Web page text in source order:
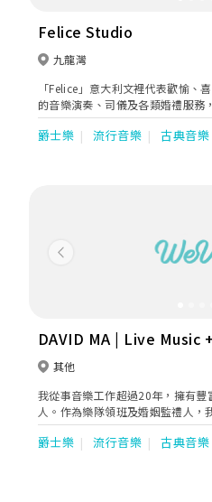
Felice Studio
九龍灣
「Felice」意大利文裡代表歡愉、
的音樂演奏、司儀及各類婚禮服務
宴。
爵士樂 流行音樂 古典音樂
Previous
DAVID MA | Live Music
其他
我從事音樂工作超過20年，擁有
人。作為樂隊領班及婚姻監禮人，
音樂及婚禮安排，確保你們可以安
子。期待與你們一起安排你們的婚禮
爵士樂 流行音樂 古典音樂